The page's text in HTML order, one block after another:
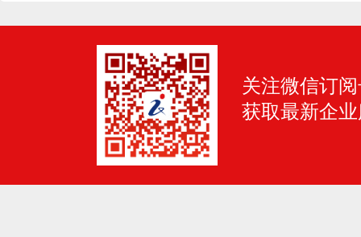
关注微信订
获取最新企